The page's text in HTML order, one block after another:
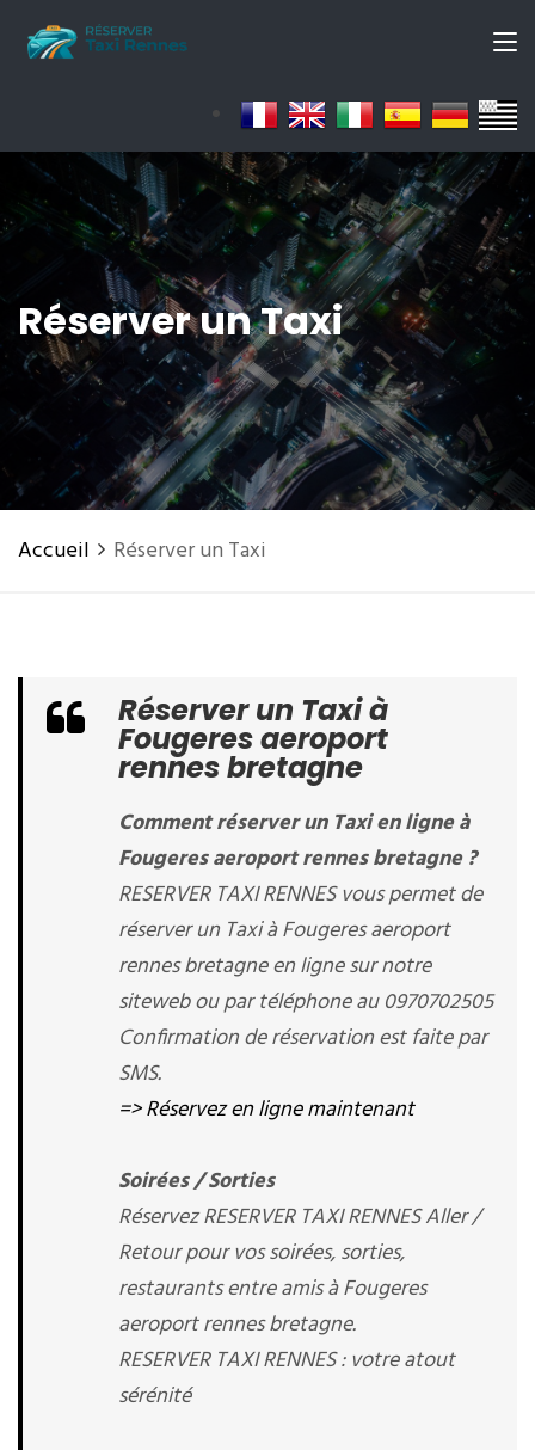
Réserver un Taxi
Accueil Réserver un Taxi
Réserver un Taxi à
Fougeres aeroport
rennes bretagne
Comment réserver un Taxi en ligne à
Fougeres aeroport rennes bretagne ?
RESERVER TAXI RENNES vous permet de
réserver un Taxi à Fougeres aeroport
rennes bretagne en ligne sur notre
siteweb ou par téléphone au 0970702505
Confirmation de réservation est faite par
SMS.
=> Réservez en ligne maintenant
Soirées / Sorties
Réservez RESERVER TAXI RENNES Aller /
Retour pour vos soirées, sorties,
restaurants entre amis à Fougeres
aeroport rennes bretagne.
RESERVER TAXI RENNES : votre atout
sérénité